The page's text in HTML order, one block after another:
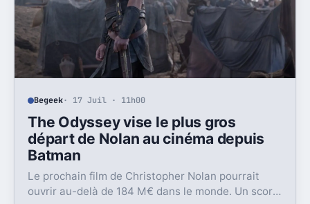
Begeek· 17 Juil · 11h00
The Odyssey vise le plus gros
départ de Nolan au cinéma depuis
Batman
Le prochain film de Christopher Nolan pourrait
ouvrir au-delà de 184 M€ dans le monde. Un score